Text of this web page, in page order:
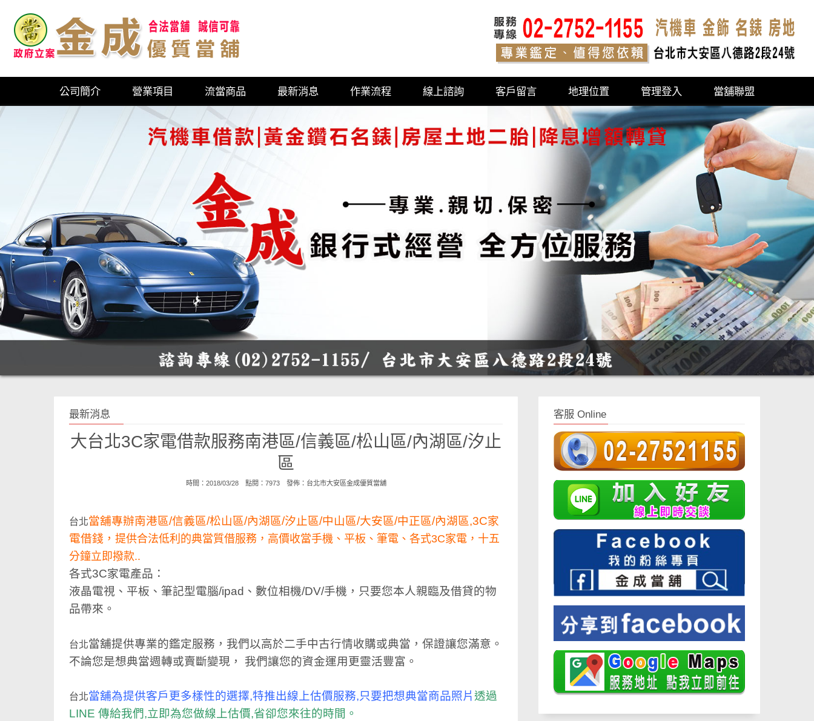
公司簡介 營業項目 流當商品 最新消息 作業流程 線上諮詢 客戶留言 地理位置 管理登入 當舖聯盟
最新消息
大台北3C家電借款服務南港區/信義區/松山區/內湖區/汐止
區
時間：2018/03/28 點閱：7973 發佈： 台北市大安區金成優質當舖
台北當舖專辦南港區/信義區/松山區/內湖區/汐止區/中山區/大安區/中正區/內湖區,3C家
電借錢， 提供合法低利的典當質借服務，高價收當手機、平板、筆電、各式3C家電，十五
分鐘立即撥款..
各式3C家電產品：
液晶電視、平板、筆記型電腦/ipad、數位相機/DV/手機，只要您本人親臨及借貸的物
品帶來。
台北當舖提供專業的鑑定服務，我們以高於二手中古行情收購或典當，保證讓您滿意。
不論您是想典當週轉或賣斷變現， 我們讓您的資金運用更靈活豐富。
台北當舖為提供客戶更多樣性的選擇,特推出線上估價服務,只要把想典當商品照片透過
LINE 傳給我們,立即為您做線上估價,省卻您來往的時間。
客服 Online